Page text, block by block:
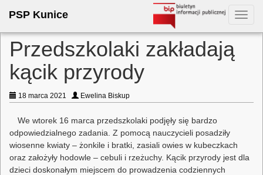
PSP Kunice
Przedszkolaki zakładają
kącik przyrody
18 marca 2021 Ewelina Biskup
We wtorek 16 marca przedszkolaki podjęły się bardzo
odpowiedzialnego zadania. Z pomocą nauczycieli posadziły
wiosenne kwiaty – żonkile i bratki, zasiali owies w kubeczkach
oraz założyły hodowle – cebuli i rzeżuchy. Kącik przyrody jest dla
dzieci doskonałym miejscem do prowadzenia codziennych